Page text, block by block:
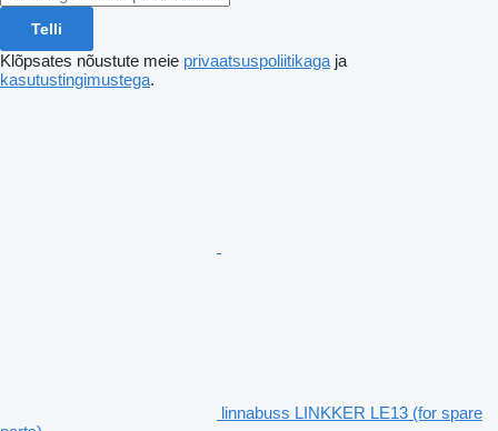
Telli
Klõpsates nõustute meie privaatsuspoliitikaga ja
kasutustingimustega.
linnabuss LINKKER LE13 (for spare